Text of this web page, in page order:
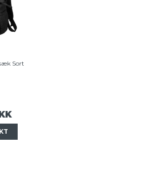
Sort